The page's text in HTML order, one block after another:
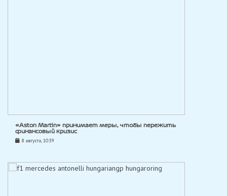
«Aston Martin» принимает меры, чтобы пережить
финансовый кризис
8 августа, 10:39